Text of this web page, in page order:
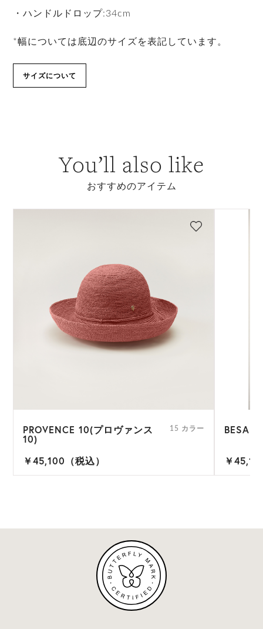
・ハンドルドロップ:34cm
*幅については底辺のサイズを表記しています。
サイズについて
You’ll also like
おすすめのアイテム
PROVENCE 10(プロヴァンス
10)
15 カラー
￥45,100（税込）
BESA
￥